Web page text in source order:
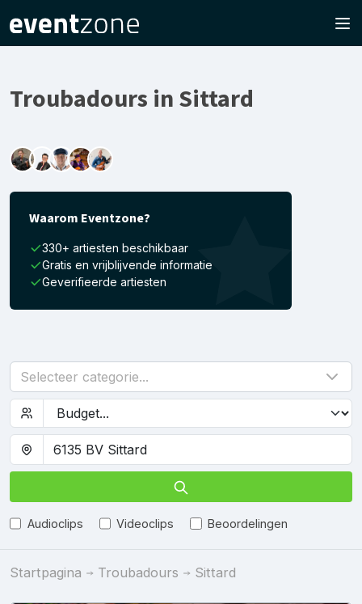
Troubadours in Sittard
Waarom Eventzone?
330+ artiesten beschikbaar
Gratis en vrijblijvende informatie
Geverifieerde artiesten
Selecteer categorie...
Audioclips Videoclips Beoordelingen
Startpagina Troubadours Sittard